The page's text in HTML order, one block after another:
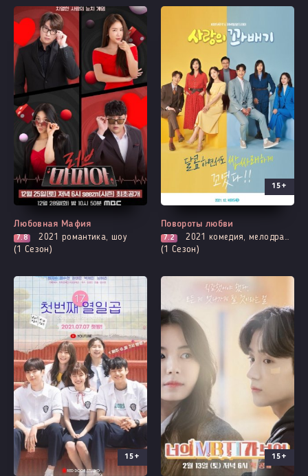
Все серии
Любовная Мафия
7.8 2021 романтика, шоу
(1 Сезон)
Выходит - 2 Серия
15+
Повороты любви
7.2 2021 комедия, мелодрама
(1 Сезон)
Все серии
15+
Все серии
15+